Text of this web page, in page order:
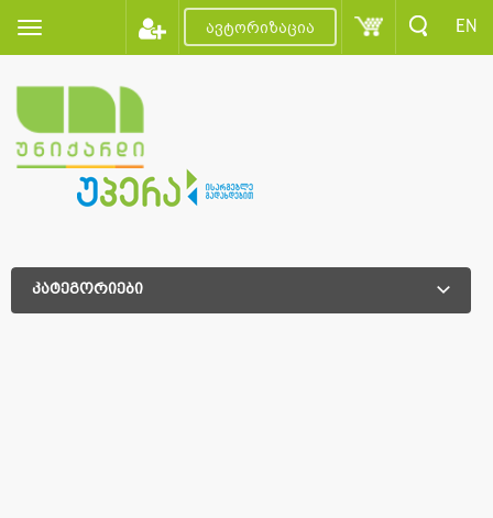
ავტორიზაცია EN
კატეგორიები